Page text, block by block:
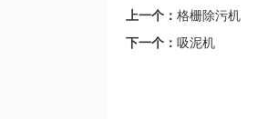
上一个： 格栅除污机
下一个： 吸泥机